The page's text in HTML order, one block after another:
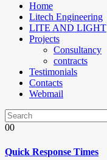
Home
Litech Engineering
LITE AND LIGHT
Projects
Consultancy
contracts
Testimonials
Contacts
Webmail
00
Quick Response Times